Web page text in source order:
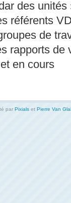
des
référents
de
rapports de
en cours
par Pixials et Pierre Van